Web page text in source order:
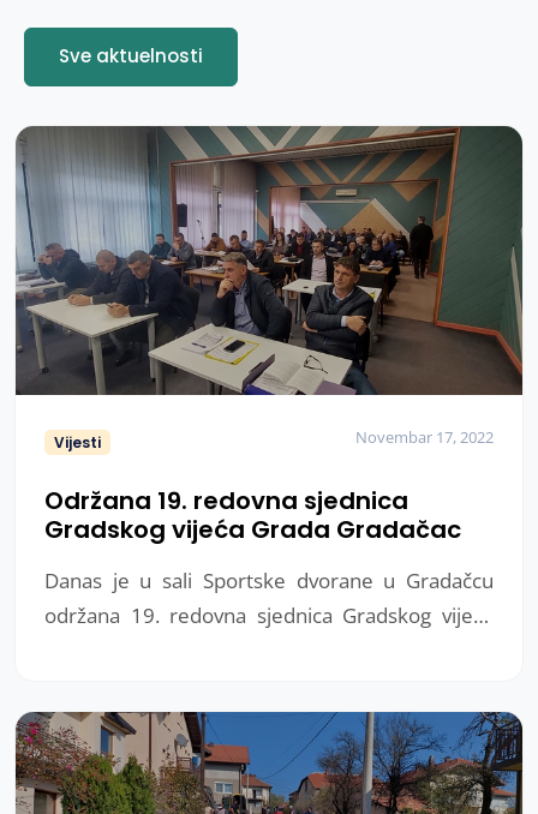
Sve aktuelnosti
Vijesti Novembar 17, 2022
Održana 19. redovna sjednica
Gradskog vijeća Grada Gradačac
Danas je u sali Sportske dvorane u Gradačcu
održana 19. redovna sjednica Gradskog vijeća